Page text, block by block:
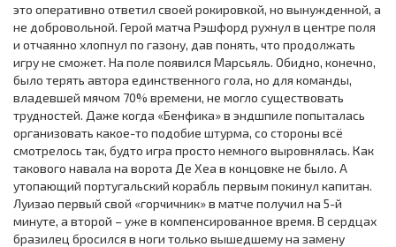
это оперативно ответил своей рокировкой, но вынужденной, а
не добровольной. Герой матча Рэшфорд рухнул в центре поля
и отчаянно хлопнул по газону, дав понять, что продолжать
игру не сможет. На поле появился Марсьяль. Обидно, конечно,
было терять автора единственного гола, но для команды,
владевшей мячом 70% времени, не могло существовать
трудностей. Даже когда «Бенфика» в эндшпиле попыталась
организовать какое-то подобие штурма, со стороны всё
смотрелось так, будто игра просто немного выровнялась. Как
такового навала на ворота Де Хеа в концовке не было. А
утопающий португальский корабль первым покинул капитан.
Луизао первый свой «горчичник» в матче получил на 5-й
минуте, а второй – уже в компенсированное время. В сердцах
бразилец бросился в ноги только вышедшему на замену